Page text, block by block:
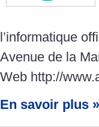
l’informatique
Avenue de la
Web http://
En savoir plus »